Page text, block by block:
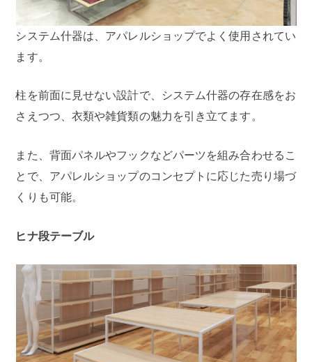
システム什器は、アパレルショップでよく使用されてい
ます。
柱を前面に見せない設計で、システム什器の存在感をお
さえつつ、衣類や雑貨類の魅力を引き立てます。
また、背面パネルやフックなどパーツを組み合わせるこ
とで、アパレルショップのコンセプトに応じた売り場づ
くりも可能。
ヒナ段テーブル